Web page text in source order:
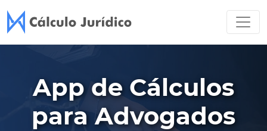
App de Cálculos
para Advogados